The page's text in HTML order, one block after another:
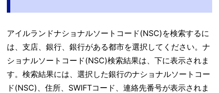
アイルランドナショナルソートコード(NSC)を検索するに
は、支店、銀行、銀行がある都市を選択してください。ナ
ショナルソートコード(NSC)検索結果は、下に表示されま
す。検索結果には、選択した銀行のナショナルソートコー
ド(NSC)、住所、SWIFTコード、連絡先番号が表示されま